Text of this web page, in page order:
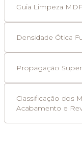
Guia Limpeza MDF
Densidade Ótica
Propagação
Classificação dos
Acabamento e